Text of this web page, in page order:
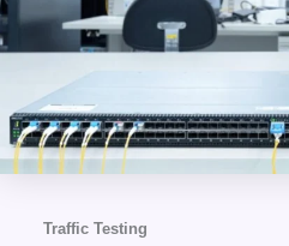
Traffic Testing